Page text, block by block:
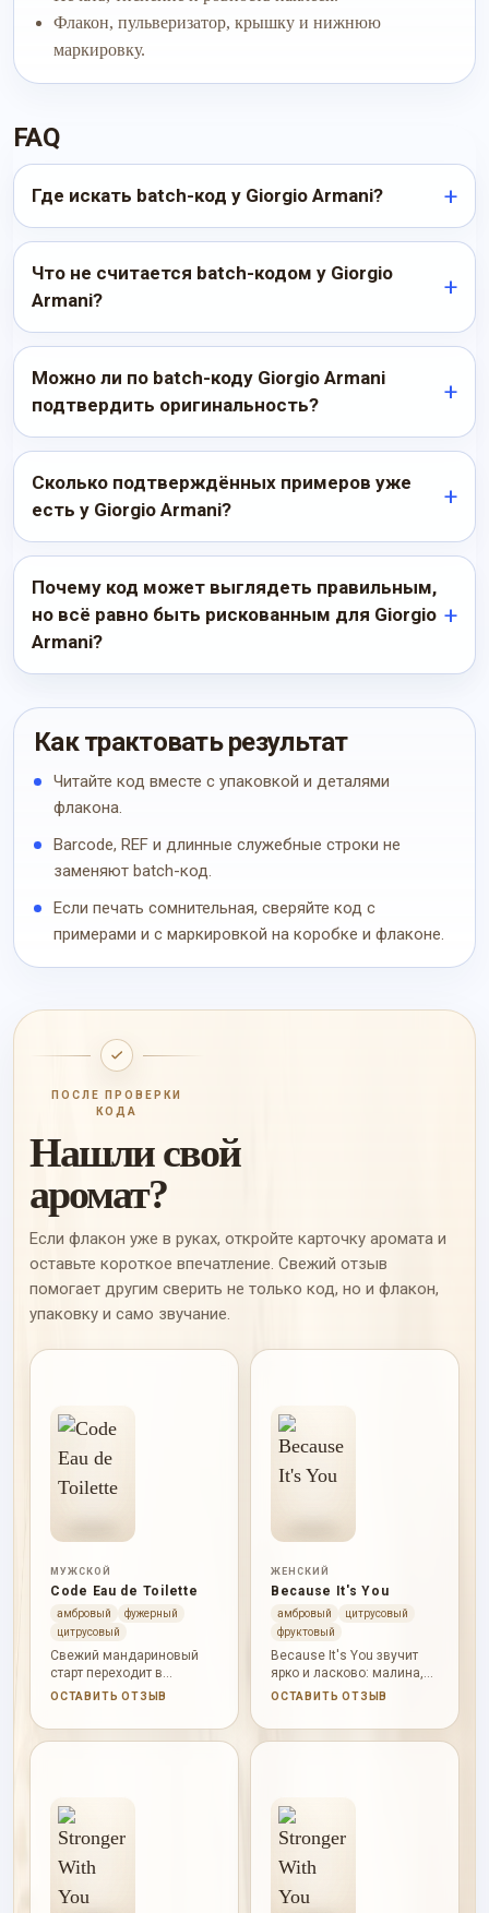
Флакон, пульверизатор, крышку и нижнюю
маркировку.
FAQ
Где искать batch-код у Giorgio Armani?
Что не считается batch-кодом у Giorgio
Armani?
Можно ли по batch-коду Giorgio Armani
подтвердить оригинальность?
Сколько подтверждённых примеров уже
есть у Giorgio Armani?
Почему код может выглядеть правильным,
но всё равно быть рискованным для Giorgio
Armani?
Как трактовать результат
Читайте код вместе с упаковкой и деталями
флакона.
Barcode, REF и длинные служебные строки не
заменяют batch-код.
Если печать сомнительная, сверяйте код с
примерами и с маркировкой на коробке и флаконе.
ПОСЛЕ ПРОВЕРКИ
КОДА
Нашли свой
аромат?
Если флакон уже в руках, откройте карточку аромата и
оставьте короткое впечатление. Свежий отзыв
помогает другим сверить не только код, но и флакон,
упаковку и само звучание.
МУЖСКОЙ
Code Eau de Toilette
амбровый
фужерный
цитрусовый
Свежий мандариновый
старт переходит в
ароматическую лаванду,
оставляют мягкий
древесно-ванильный
ОСТАВИТЬ ОТЗЫВ
ЖЕНСКИЙ
Because It's You
амбровый
цитрусовый
фруктовый
Because It's You звучит
ярко и ласково: малина,
лимон, нероли, роза,
амбровая древесина.
ОСТАВИТЬ ОТЗЫВ